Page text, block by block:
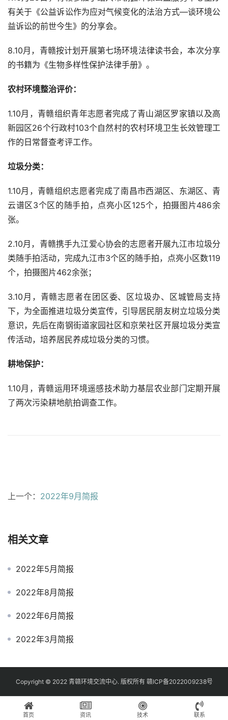
有关于《公益诉讼作为应对气候变化的法治方式—谈环境公
益诉讼的前世今生》的分享会。
8.10月，青赣按计划开展第七场环境法律读书会，本次分享
的书籍为《生物多样性保护法律手册》。
农村环境整治评价：
1.10月，青赣组织青年志愿者完成了青山湖区罗家镇以及高
新园区26个行政村103个自然村的农村环境卫生长效管理工
作的日常督查考评工作。
垃圾分类：
1.10月，青赣组织志愿者完成了南昌市西湖区、东湖区、青
云谱区3个区的随手拍，点亮小区125个，拍摄图片486余
张。
2.10月，青赣携手九江爱心协会的志愿者开展九江市垃圾分
类随手拍活动，完成九江市3个区的随手拍，点亮小区数119
个，拍摄图片462余张；
3.10月，青赣志愿者在团区委、区垃圾办、区城管局支持
下，为全面推进垃圾分类宣传，引导居民朋友树立垃圾分类
意识，先后在南钢街道家园社区和京荣社区开展垃圾分类宣
传活动，培养居民养成垃圾分类的习惯。
耕地保护：
1.10月，青赣运用环境遥感技术助力基层农业部门定期开展
了两次污染耕地航拍调查工作。
上一个： 2022年9月简报
相关文章
2022年5月简报
2022年8月简报
2022年6月简报
2022年3月简报
Copyright © 2022 青赣环境交流中心. 版权所有 赣ICP备2022009238号
首页 资讯 技术 联系